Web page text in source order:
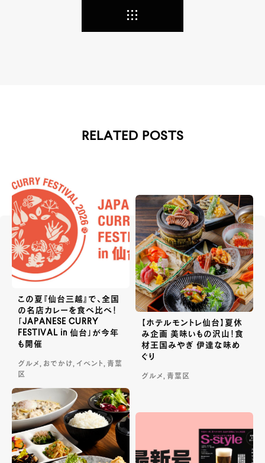
RELATED POSTS
この夏『仙台三越』で、全国
の名店カレーを食べ比べ！
「JAPANESE CURRY
FESTIVAL in 仙台」が今年
も開催
グルメ, おでかけ, イベント, 青葉
区
【ホテルモントレ仙台】夏休
み企画 美味いもの沢山！食
材王国みやぎ 伊達な味め
ぐり
グルメ, 青葉区